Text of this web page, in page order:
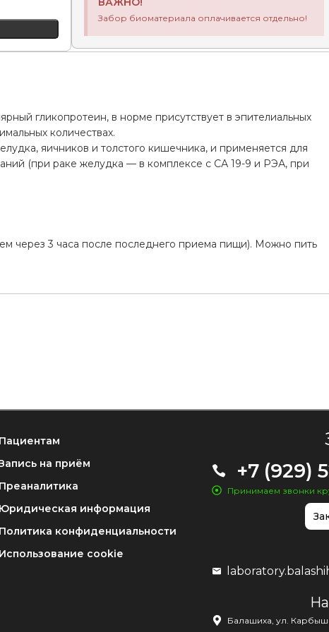
Забор биоматериала оплачивается отдельно!
гликопротеин, в норме присутствует в эпителиальных
количествах.
яичников и толстого кишечника, и применяется для
(при раке желудка — в комплексе с СА 19-9 и РЭА, при
через 3 часа после последнего приема пищи). Можно пить
Пациентам
на приём
Преаналитика
Юридическая информация
Политика конфиденциальности
Использование cookie
+7 (929)
Принимаем звонки
Балашиха, ул.